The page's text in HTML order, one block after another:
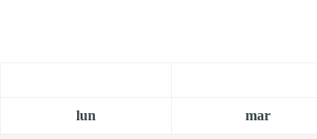
lun mar